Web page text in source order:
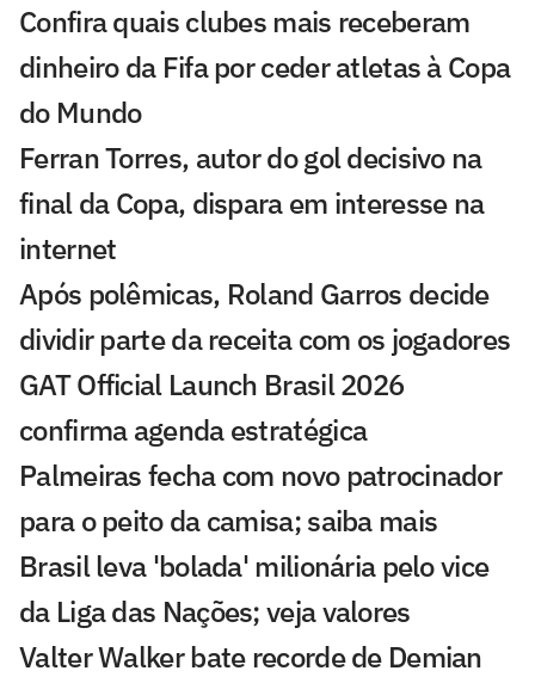
Confira quais clubes mais receberam
dinheiro da Fifa por ceder atletas à Copa
do Mundo
Ferran Torres, autor do gol decisivo na
final da Copa, dispara em interesse na
internet
Após polêmicas, Roland Garros decide
dividir parte da receita com os jogadores
GAT Official Launch Brasil 2026
confirma agenda estratégica
Palmeiras fecha com novo patrocinador
para o peito da camisa; saiba mais
Brasil leva 'bolada' milionária pelo vice
da Liga das Nações; veja valores
Valter Walker bate recorde de Demian